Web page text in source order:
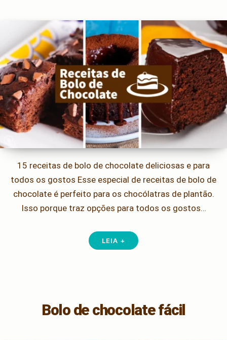
15 receitas de bolo de chocolate deliciosas e para
todos os gostos Esse especial de receitas de bolo de
chocolate é perfeito para os chocólatras de plantão.
Isso porque traz opções para todos os gostos…
LEIA +
Bolo de chocolate fácil